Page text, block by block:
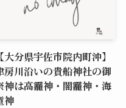
【大分県宇佐市院内町沖】
房川沿いの貴船神社の御
神は高龗神・闇龗神・海
神